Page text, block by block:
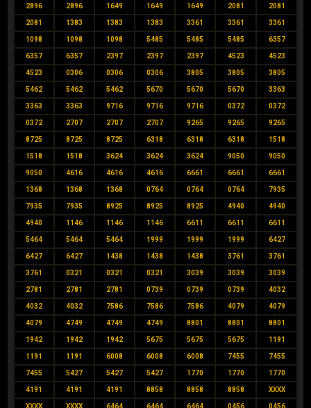
2896 2896 1649 1649 1649 2081 2081
2081 1383 1383 1383 3361 3361 3361
1098 1098 1098 5485 5485 5485 6357
6357 6357 2397 2397 2397 4523 4523
4523 0306 0306 0306 3805 3805 3805
5462 5462 5462 5670 5670 5670 3363
3363 3363 9716 9716 9716 0372 0372
0372 2707 2707 2707 9265 9265 9265
8725 8725 8725 6318 6318 6318 1518
1518 1518 3624 3624 3624 9050 9050
9050 4616 4616 4616 6661 6661 6661
1368 1368 1368 0764 0764 0764 7935
7935 7935 8925 8925 8925 4940 4940
4940 1146 1146 1146 6611 6611 6611
5464 5464 5464 1999 1999 1999 6427
6427 6427 1438 1438 1438 3761 3761
3761 0321 0321 0321 3039 3039 3039
2781 2781 2781 0739 0739 0739 4032
4032 4032 7586 7586 7586 4079 4079
4079 4749 4749 4749 8801 8801 8801
1942 1942 1942 5675 5675 5675 1191
1191 1191 6008 6008 6008 7455 7455
7455 5427 5427 5427 1770 1770 1770
4191 4191 4191 8858 8858 8858 XXXX
XXXX XXXX 6464 6464 6464 0456 0456